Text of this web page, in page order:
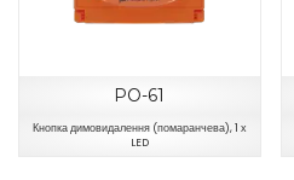
РО-61
Кнопка димовидалення (помаранчева), 1 х
LED